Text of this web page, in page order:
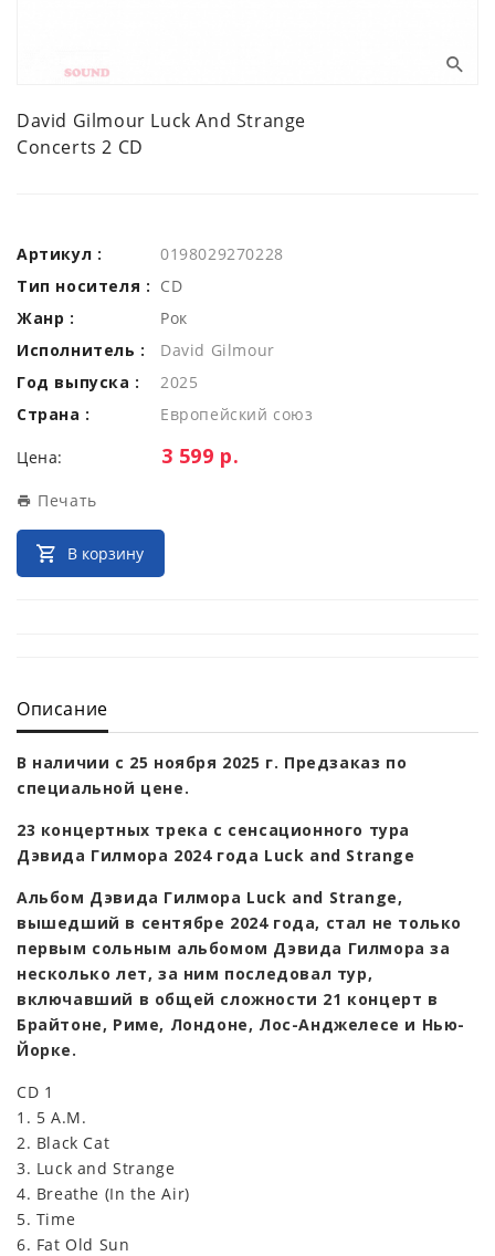
David Gilmour Luck And Strange
Concerts 2 CD
Артикул :
0198029270228
Тип носителя : CD
Жанр :
Рок
Исполнитель :
David Gilmour
Год выпуска :
2025
Страна :
Европейский союз
Цена: Цена:
3 599 р.
Печать
В корзину
Описание
В наличии с 25 ноября 2025 г. Предзаказ по
специальной цене.
23 концертных трека с сенсационного тура
Дэвида Гилмора 2024 года Luck and Strange
Альбом Дэвида Гилмора Luck and Strange,
вышедший в сентябре 2024 года, стал не только
первым сольным альбомом Дэвида Гилмора за
несколько лет, за ним последовал тур,
включавший в общей сложности 21 концерт в
Брайтоне, Риме, Лондоне, Лос-Анджелесе и Нью-
Йорке.
CD 1
1. 5 A.M.
2. Black Cat
3. Luck and Strange
4. Breathe (In the Air)
5. Time
6. Fat Old Sun